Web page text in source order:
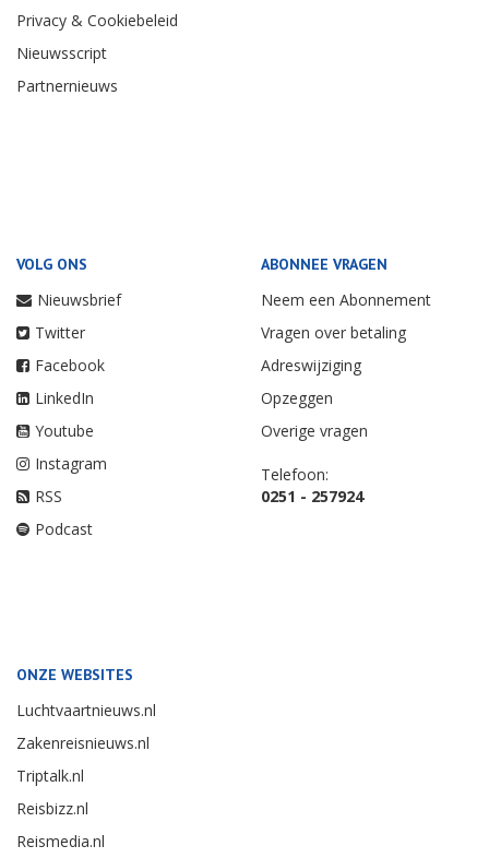
Privacy & Cookiebeleid
Nieuwsscript
Partnernieuws
VOLG ONS
Nieuwsbrief
Twitter
Facebook
LinkedIn
Youtube
Instagram
RSS
Podcast
ABONNEE VRAGEN
Neem een Abonnement
Vragen over betaling
Adreswijziging
Opzeggen
Overige vragen
Telefoon:
0251 - 257924
ONZE WEBSITES
Luchtvaartnieuws.nl
Zakenreisnieuws.nl
Triptalk.nl
Reisbizz.nl
Reismedia.nl